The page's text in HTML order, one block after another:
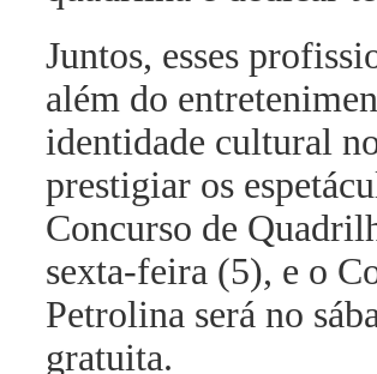
Juntos, esses
além do
identidade cultural
prestigiar os
Concurso de
sexta-feira (5), e o
Petrolina será no
gratuita.